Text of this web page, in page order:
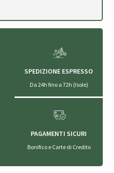
SPEDIZIONE ESPRESSO
Da 24h fino a 72h (Isole)
PAGAMENTI SICURI
Bonifico e Carte di Credito